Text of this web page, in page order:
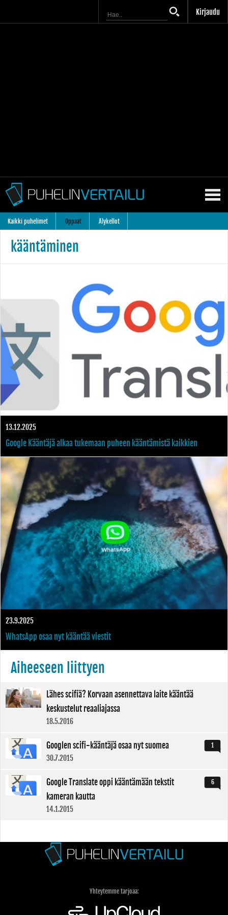
Kirjaudu
Kaikki puhelimet Oppaat Älykellot
kääntäminen
13.12.2025
Google Kääntäjä alkaa tukemaan puheen kääntämistä kaikkien
kuulokkeiden kanssa
23.9.2025
WhatsApp osaa nyt kääntää viestit
Aiheeseen liittyen
Lähes scifiä? Korvaan asennettava laite kääntää
keskustelut reaaliajassa
18.5.2016
1
Googlen scifi-kääntäjä osaa nyt suomea
30.7.2015
6
Google Translate oppi kääntämään tekstit
kameran kautta
14.1.2015
Yhteytemme tarjoaa: